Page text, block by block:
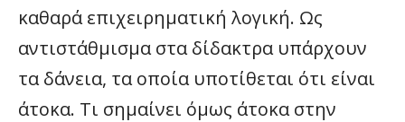
καθαρά επιχειρηματική λογική. Ως
αντιστάθμισμα στα δίδακτρα υπάρχουν
τα δάνεια, τα οποία υποτίθεται ότι είναι
άτοκα. Τι σημαίνει όμως άτοκα στην